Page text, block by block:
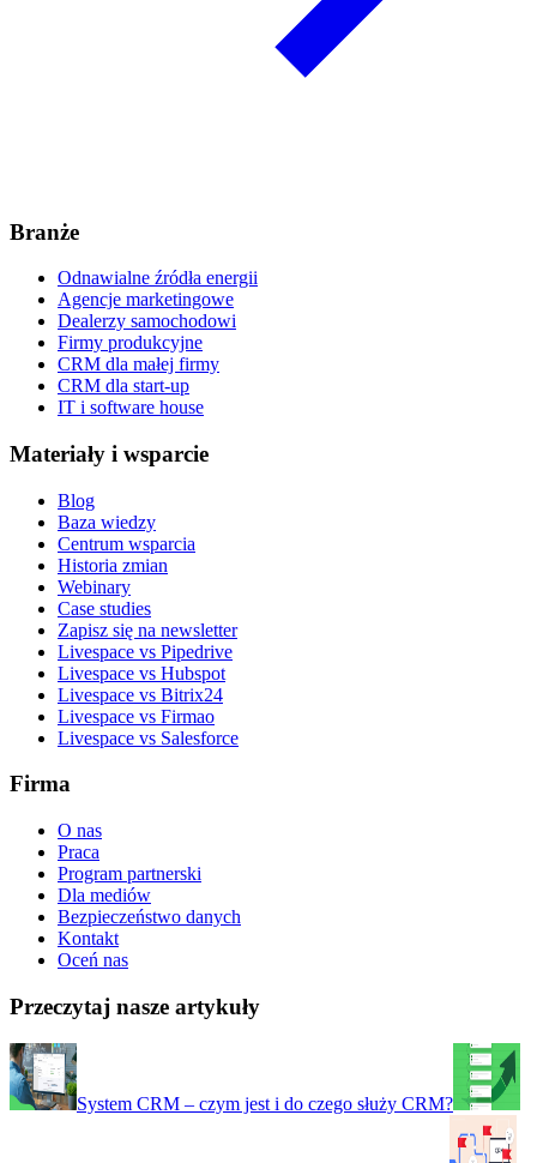
Branże
Odnawialne źródła energii
Agencje marketingowe
Dealerzy samochodowi
Firmy produkcyjne
CRM dla małej firmy
CRM dla start-up
IT i software house
Materiały i wsparcie
Blog
Baza wiedzy
Centrum wsparcia
Historia zmian
Webinary
Case studies
Zapisz się na newsletter
Livespace vs Pipedrive
Livespace vs Hubspot
Livespace vs Bitrix24
Livespace vs Firmao
Livespace vs Salesforce
Firma
O nas
Praca
Program partnerski
Dla mediów
Bezpieczeństwo danych
Kontakt
Oceń nas
Przeczytaj nasze artykuły
System CRM – czym jest i do czego służy CRM?